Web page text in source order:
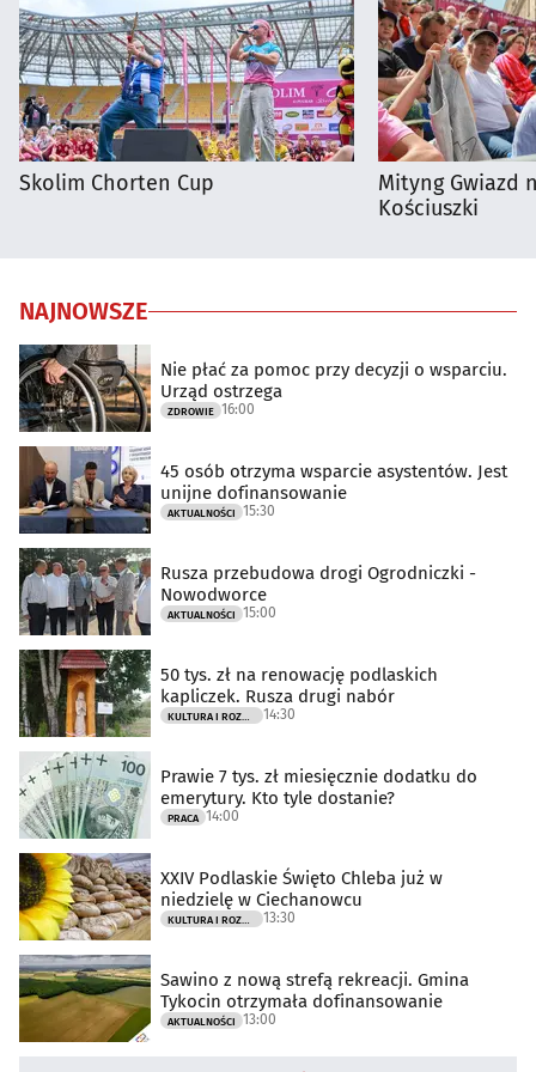
Skolim Chorten Cup
Mityng Gwiazd
Kościuszki
NAJNOWSZE
Nie płać za pomoc przy decyzji o wsparciu.
Urząd ostrzega
ZDROWIE 16:00
45 osób otrzyma wsparcie asystentów. Jest
unijne dofinansowanie
AKTUALNOŚCI 15:30
Rusza przebudowa drogi Ogrodniczki -
Nowodworce
AKTUALNOŚCI 15:00
50 tys. zł na renowację podlaskich
kapliczek. Rusza drugi nabór
14:30
Prawie 7 tys. zł miesięcznie dodatku do
emerytury. Kto tyle dostanie?
PRACA 14:00
XXIV Podlaskie Święto Chleba już w
niedzielę w Ciechanowcu
13:30
Sawino z nową strefą rekreacji. Gmina
Tykocin otrzymała dofinansowanie
AKTUALNOŚCI 13:00